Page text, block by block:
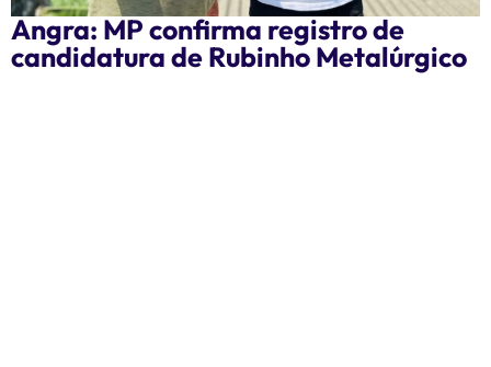
Angra: MP confirma registro de
candidatura de Rubinho Metalúrgico